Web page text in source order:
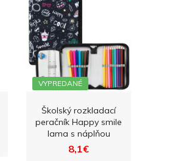
VYPREDANÉ
Školský rozkladací
peračník Happy smile
lama s náplňou
8,1€